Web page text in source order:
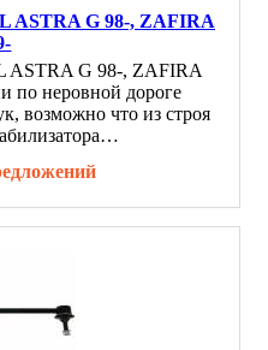
ASTRA G 98-, ZAFIRA
ASTRA G 98-, ZAFIRA
по неровной дороге
возможно что из строя